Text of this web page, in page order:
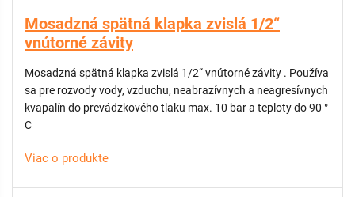
Mosadzná spätná klapka zvislá 1/2“
vnútorné závity
Mosadzná spätná klapka zvislá 1/2“ vnútorné závity . Používa
sa pre rozvody vody, vzduchu, neabrazívnych a neagresívnych
kvapalín do prevádzkového tlaku max. 10 bar a teploty do 90 °
C
Viac o produkte